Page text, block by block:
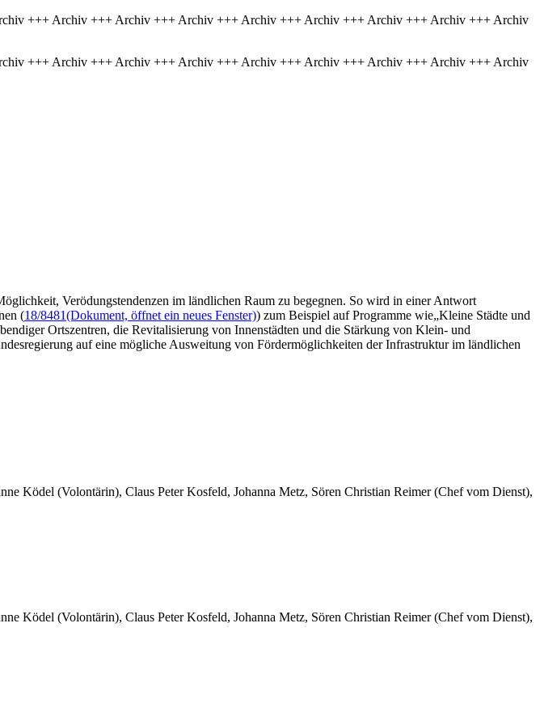
+++ Archiv +++ Archiv +++ Archiv +++ Archiv +++ Archiv +++ Archiv +++ Archiv +++ Archiv
+++ Archiv +++ Archiv +++ Archiv +++ Archiv +++ Archiv +++ Archiv +++ Archiv +++ Archiv
Verödungstendenzen im ländlichen Raum zu begegnen. So wird in einer Antwort
(18/8481(Dokument, öffnet ein neues Fenster)) zum Beispiel auf Programme wie„Kleine Städte und
Ortszentren, die Revitalisierung von Innenstädten und die Stärkung von Klein- und
auf eine mögliche Ausweitung von Fördermöglichkeiten der Infrastruktur im ländlichen
Ködel (Volontärin), Claus Peter Kosfeld, Johanna Metz, Sören Christian Reimer (Chef vom Dienst),
Ködel (Volontärin), Claus Peter Kosfeld, Johanna Metz, Sören Christian Reimer (Chef vom Dienst),